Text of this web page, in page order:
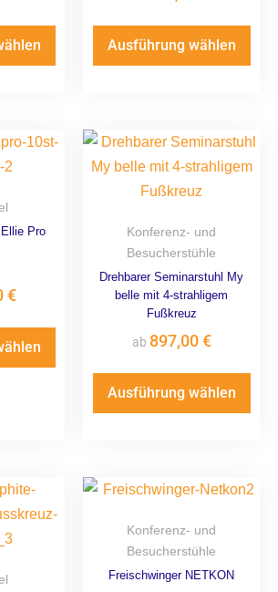
Ausführung wählen
Pro
€
Konferenz- und
Besucherstühle
Drehbarer Seminarstuhl My
belle mit 4-strahligem
Fußkreuz
ab 897,00€
Ausführung wählen
Konferenz- und
Besucherstühle
Freischwinger NETKON